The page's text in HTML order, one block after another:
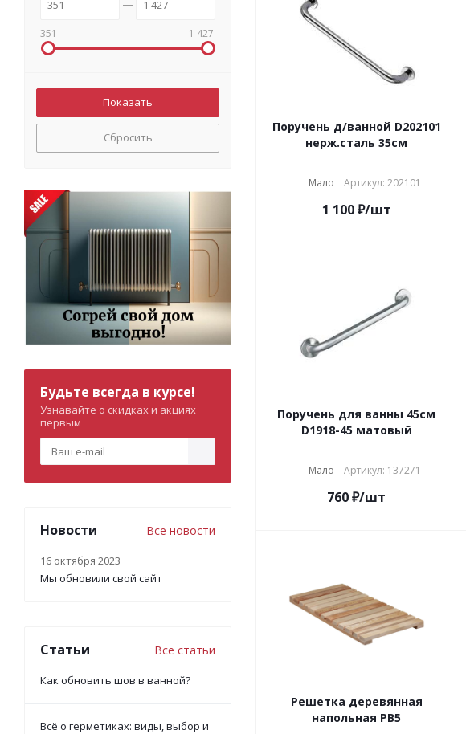
Поручень д/ванной D202101
нерж.сталь 35см
Мало Артикул: 202101
1 100₽/шт
Поручень для ванны 45см
D1918-45 матовый
Мало Артикул: 137271
760₽/шт
Решетка деревянная
напольная РВ5
351 1 427
Сбросить
Будьте всегда в курсе!
Узнавайте о скидках и акциях
первым
Новости Все новости
16 октября 2023
Мы обновили свой сайт
Статьи Все статьи
Как обновить шов в ванной?
Всё о герметиках: виды, выбор и